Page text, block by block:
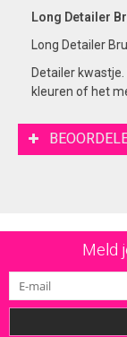
Long Detailer
Long Detailer
Detailer
kleuren of het
Meld